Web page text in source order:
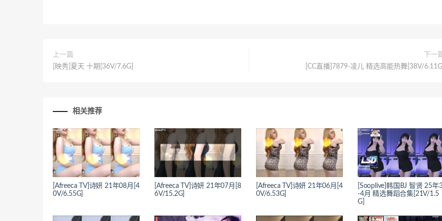
上一篇
[映秀]夏天 十期[36V/7.6G]
下一
[CC直播]7879-凌儿 精选高能热舞[38V/6.11G]
相关推荐
[Afreeca TV]诗妍 21年08月[4
0V/6.55G]
[Afreeca TV]诗妍 21年07月[8
6V/15.2G]
[Afreeca TV]诗妍 21年06月[4
0V/6.53G]
[Sooplive]韩国BJ 智贤 25年
-4月 精选舞蹈合集[21V/1.5
G]